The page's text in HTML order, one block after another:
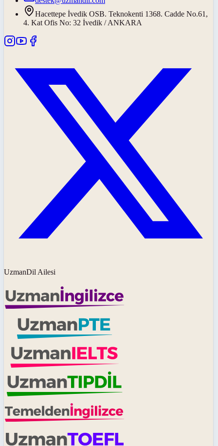
Hacettepe İvedik OSB. Teknokenti 1368. Cadde No.61,
4. Kat Ofis No: 32 İvedik / ANKARA
UzmanDil Ailesi